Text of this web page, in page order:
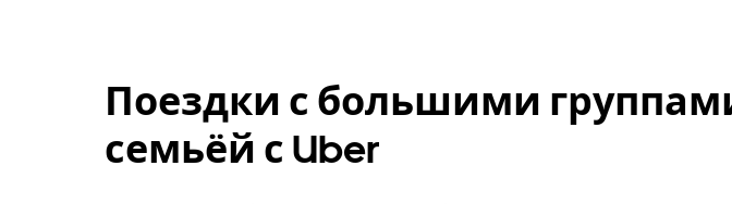
Поездки с большими
семьёй с Uber